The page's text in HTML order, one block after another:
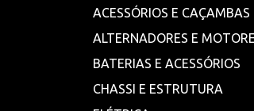
ACESSÓRIOS E CAÇAMBAS
ALTERNADORES E
BATERIAS E ACESSÓRIOS
CHASSI E ESTRUTURA